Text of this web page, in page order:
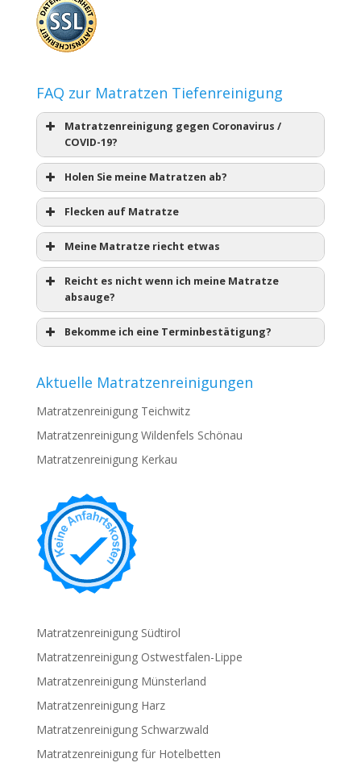
FAQ zur Matratzen Tiefenreinigung
Matratzenreinigung gegen Coronavirus /
COVID-19?
Holen Sie meine Matratzen ab?
Flecken auf Matratze
Meine Matratze riecht etwas
Reicht es nicht wenn ich meine Matratze
absauge?
Bekomme ich eine Terminbestätigung?
Aktuelle Matratzenreinigungen
Matratzenreinigung Teichwitz
Matratzenreinigung Wildenfels Schönau
Matratzenreinigung Kerkau
Matratzenreinigung Südtirol
Matratzenreinigung Ostwestfalen-Lippe
Matratzenreinigung Münsterland
Matratzenreinigung Harz
Matratzenreinigung Schwarzwald
Matratzenreinigung für Hotelbetten